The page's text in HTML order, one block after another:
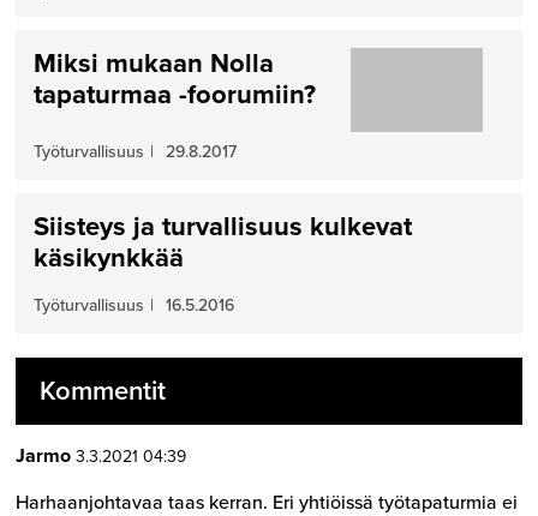
Miksi mukaan Nolla
tapaturmaa -foorumiin?
Työturvallisuus | 29.8.2017
Siisteys ja turvallisuus kulkevat
käsikynkkää
Työturvallisuus | 16.5.2016
Kommentit
Jarmo 3.3.2021 04:39
Harhaanjohtavaa taas kerran. Eri yhtiöissä työtapaturmia ei